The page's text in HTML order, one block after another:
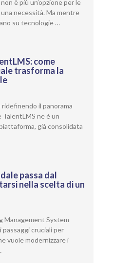
è più un’opzione per le
necessità. Ma mentre
su tecnologie …
come
trasforma la
il panorama
TalentLMS ne è un
già consolidata
passa dal
nella scelta di un
Management System
passaggi cruciali per
vuole modernizzare i